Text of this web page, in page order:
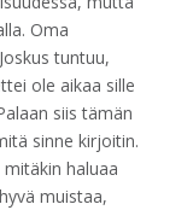
Oma
tuntuu,
ole aikaa sille
siis tämän
sinne kirjoitin.
haluaa
muistaa,